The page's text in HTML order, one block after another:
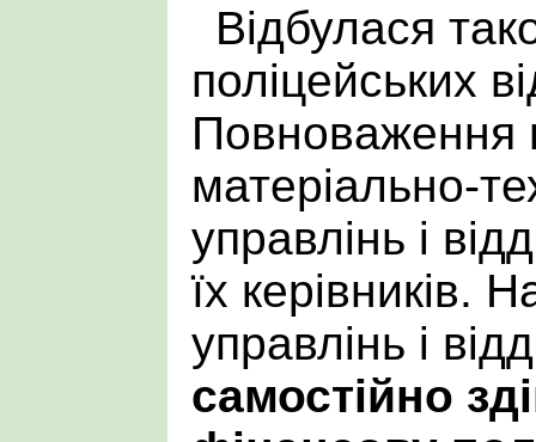
Відбулася
поліцейських
Повноваження
матеріально-
управлінь і
їх керівників.
управлінь і
самостійно